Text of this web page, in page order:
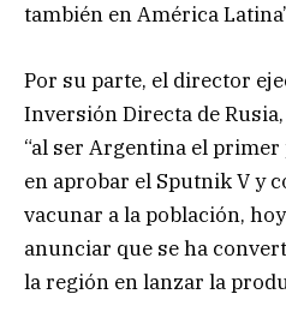
también en América
Por su parte, el director
Inversión Directa de
“al ser Argentina el
en aprobar el Sputnik V y
vacunar a la población,
anunciar que se ha
la región en lanzar la